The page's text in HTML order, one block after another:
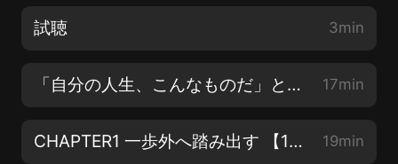
試聴 3min
「自分の人生、こんなものだ」と思っている人へ 17min
CHAPTER1 一歩外へ踏み出す 【1】 19min